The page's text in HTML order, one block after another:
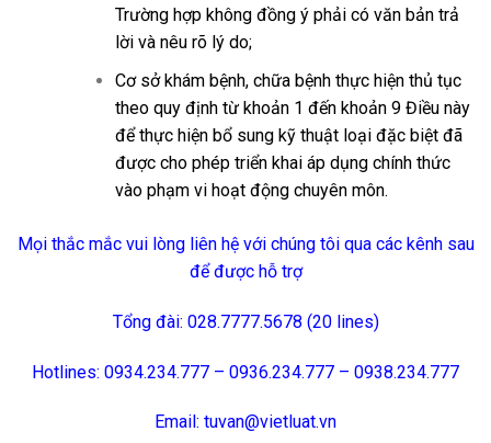
Trường hợp không đồng ý phải có văn bản trả
lời và nêu rõ lý do;
Cơ sở khám bệnh, chữa bệnh thực hiện thủ tục
theo quy định từ khoản 1 đến khoản 9 Điều này
để thực hiện bổ sung kỹ thuật loại đặc biệt đã
được cho phép triển khai áp dụng chính thức
vào phạm vi hoạt động chuyên môn.
Mọi thắc mắc vui lòng liên hệ với chúng tôi qua các kênh sau
để được hỗ trợ
Tổng đài: 028.7777.5678 (20 lines)
Hotlines: 0934.234.777 – 0936.234.777 – 0938.234.777
Email: tuvan@vietluat.vn